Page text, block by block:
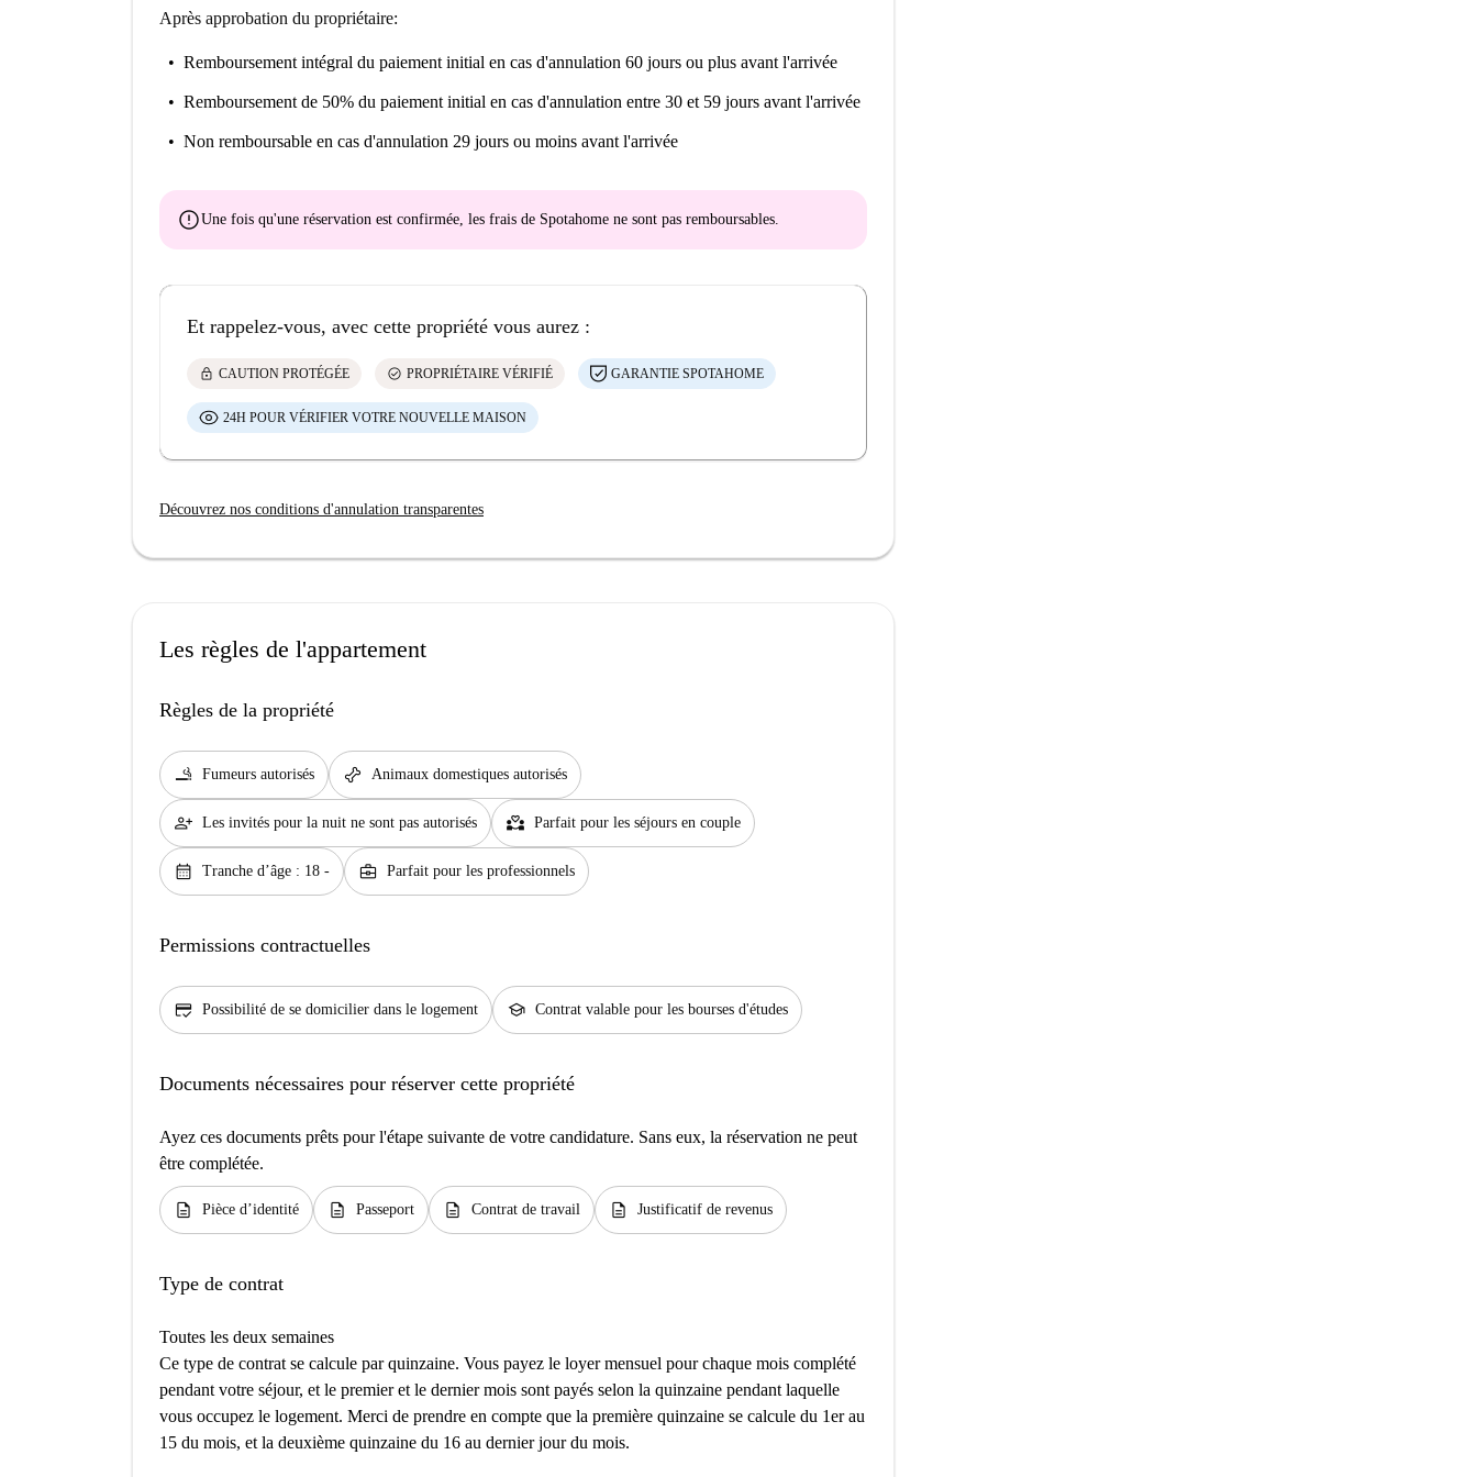
Après approbation du propriétaire:
Remboursement intégral du paiement initial en cas d'annulation 60 jours ou plus avant l'arrivée
Remboursement de 50% du paiement initial en cas d'annulation entre 30 et 59 jours avant l'arrivée
Non remboursable en cas d'annulation 29 jours ou moins avant l'arrivée
errorUne fois qu'une réservation est confirmée, les frais de Spotahome ne sont pas remboursables.
Et rappelez-vous, avec cette propriété vous aurez :
lock CAUTION PROTÉGÉE check_circle PROPRIÉTAIRE VÉRIFIÉ GARANTIE SPOTAHOME
24H POUR VÉRIFIER VOTRE NOUVELLE MAISON
Découvrez nos conditions d'annulation transparentes
Les règles de l'appartement
Règles de la propriété
smoking_rooms Fumeurs autorisés pet_supplies Animaux domestiques autorisés
person_add Les invités pour la nuit ne sont pas autorisés partner_heart Parfait pour les séjours en couple
calendar_month Tranche d’âge : 18 - business_center Parfait pour les professionnels
Permissions contractuelles
credit_score Possibilité de se domicilier dans le logement school Contrat valable pour les bourses d'études
Documents nécessaires pour réserver cette propriété
Ayez ces documents prêts pour l'étape suivante de votre candidature. Sans eux, la réservation ne peut
être complétée.
description Pièce d’identité description Passeport description Contrat de travail description Justificatif de revenus
Type de contrat
Toutes les deux semaines
Ce type de contrat se calcule par quinzaine. Vous payez le loyer mensuel pour chaque mois complété
pendant votre séjour, et le premier et le dernier mois sont payés selon la quinzaine pendant laquelle
vous occupez le logement. Merci de prendre en compte que la première quinzaine se calcule du 1er au
15 du mois, et la deuxième quinzaine du 16 au dernier jour du mois.